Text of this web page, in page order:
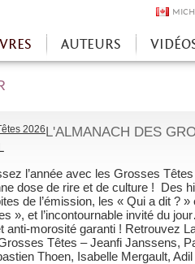
AUTEURS
L'ALMANACH DES
l’année avec les Grosses
dose de rire et de culture ! Des
de l’émission, les « Qui a dit ?
», et l’incontournable invité du
anti-morosité garanti ! Retrouvez
Têtes – Jeanfi Janssens,
Thoen, Isabelle Mergault, Adil